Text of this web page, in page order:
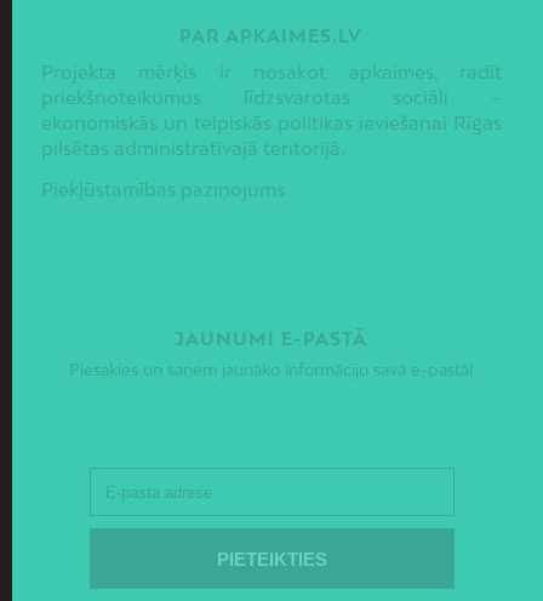
PAR APKAIMES.LV
Projekta mērķis ir nosakot apkaimes, radīt
priekšnoteikumus līdzsvarotas sociāli –
ekonomiskās un telpiskās politikas ieviešanai Rīgas
pilsētas administratīvajā teritorijā.
Piekļūstamības paziņojums
JAUNUMI E-PASTĀ
Piesakies un saņem jaunāko informāciju savā e-pastā!